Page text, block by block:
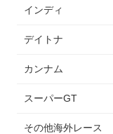
インディ
デイトナ
カンナム
スーパーGT
その他海外レース